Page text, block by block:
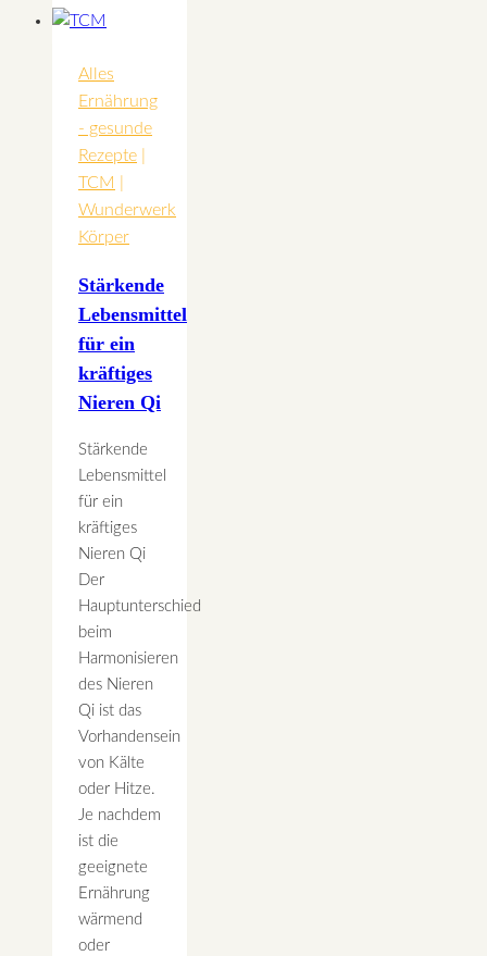
aber
passiert
nichts
trotz
Diät?
Alles
Ernährung
- gesunde
Rezepte
TCM
Wunderwerk
Körper
Stärkende
Lebensmittel
für ein
kräftiges
Nieren Qi
Stärkende
Lebensmittel
für ein
kräftiges
Nieren Qi
Der
Hauptunterschied
beim
Harmonisieren
des Nieren
Qi ist das
Vorhandensein
von Kälte
oder Hitze.
Je nachdem
ist die
geeignete
Ernährung
wärmend
oder